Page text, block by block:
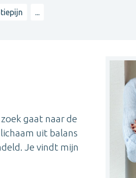
...
gaat naar de
uit balans
Je vindt mijn